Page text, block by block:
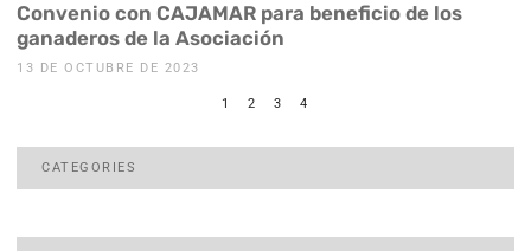
Convenio con CAJAMAR para beneficio de los
ganaderos de la Asociación
13 DE OCTUBRE DE 2023
1 2 3 4
CATEGORIES